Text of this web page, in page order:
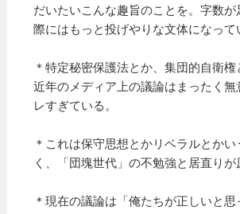
だいたいこんな趣旨のことを。字数
際にはもっと投げやりな文体になって
＊特定秘密保護法とか、集団的自衛権
近年のメディア上の議論はまったく
レすぎている。
＊これは保守思想とかリベラルとか
く、「団塊世代」の不勉強と居直りが
＊現在の議論は「俺たちが正しいと